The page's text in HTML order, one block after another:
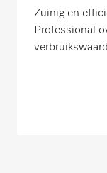
Zuinig en
Professional